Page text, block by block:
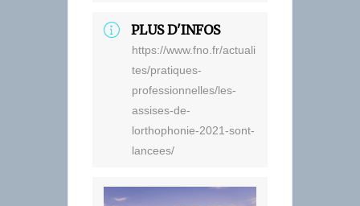
PLUS D'INFOS
https://www.fno.fr/actuali
tes/pratiques-
professionnelles/les-
assises-de-
lorthophonie-2021-sont-
lancees/